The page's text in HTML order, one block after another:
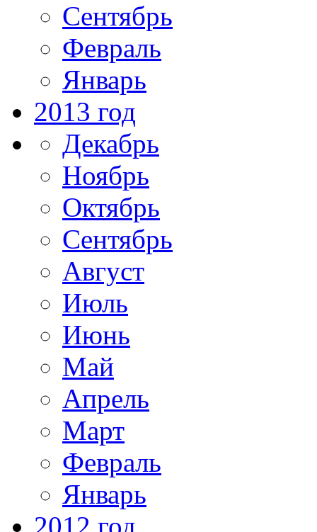
Сентябрь
Февраль
Январь
2013 год
Декабрь
Ноябрь
Октябрь
Сентябрь
Август
Июль
Июнь
Май
Апрель
Март
Февраль
Январь